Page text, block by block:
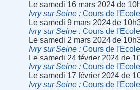
Le samedi 16 mars 2024 de
Ivry sur Seine
Cours de
Le samedi 9 mars 2024 de
Ivry sur Seine
Cours de
Le samedi 2 mars 2024 de
Ivry sur Seine
Cours de
Le samedi 24 février 2024 de
Ivry sur Seine
Cours de
Le samedi 17 février 2024 de
Ivry sur Seine
Cours de